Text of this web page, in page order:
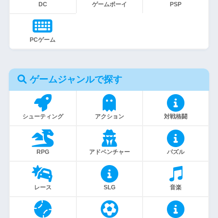
DC ゲームボーイ PSP
PCゲーム
ゲームジャンルで探す
シューティング アクション 対戦格闘
RPG アドベンチャー パズル
レース SLG 音楽